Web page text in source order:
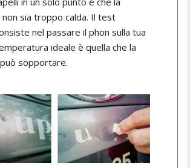
sia troppo calda. Il test
nel passare il phon sulla tua
ideale è quella che la
sopportare.